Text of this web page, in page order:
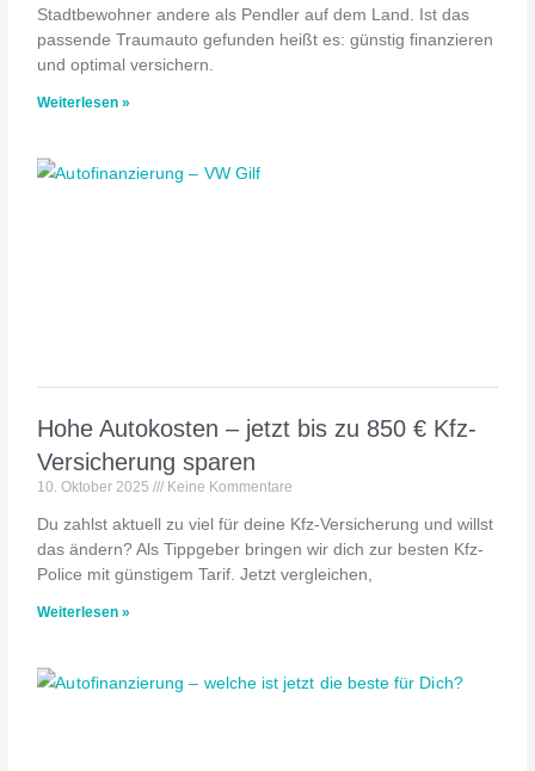
Stadtbewohner andere als Pendler auf dem Land. Ist das
passende Traumauto gefunden heißt es: günstig finanzieren
und optimal versichern.
Weiterlesen »
Hohe Autokosten – jetzt bis zu 850 € Kfz-
Versicherung sparen
10. Oktober 2025 Keine Kommentare
Du zahlst aktuell zu viel für deine Kfz-Versicherung und willst
das ändern? Als Tippgeber bringen wir dich zur besten Kfz-
Police mit günstigem Tarif. Jetzt vergleichen,
Weiterlesen »